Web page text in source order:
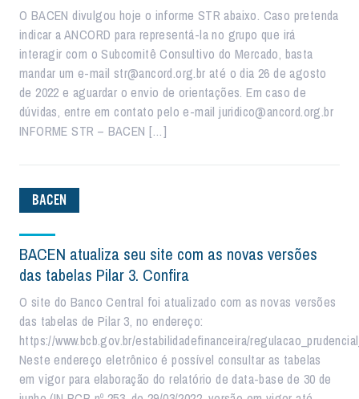
O BACEN divulgou hoje o informe STR abaixo. Caso pretenda
indicar a ANCORD para representá-la no grupo que irá
interagir com o Subcomitê Consultivo do Mercado, basta
mandar um e-mail str@ancord.org.br até o dia 26 de agosto
de 2022 e aguardar o envio de orientações. Em caso de
dúvidas, entre em contato pelo e-mail juridico@ancord.org.br
INFORME STR – BACEN […]
BACEN
BACEN atualiza seu site com as novas versões
das tabelas Pilar 3. Confira
O site do Banco Central foi atualizado com as novas versões
das tabelas de Pilar 3, no endereço:
https://www.bcb.gov.br/estabilidadefinanceira/
Neste endereço eletrônico é possível consultar as tabelas
em vigor para elaboração do relatório de data-base de 30 de